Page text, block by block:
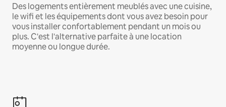
Des logements entièrement meublés avec une cuisine,
le wifi et les équipements dont vous avez besoin pour
vous installer confortablement pendant un mois ou
plus. C'est l'alternative parfaite à une location
moyenne ou longue durée.